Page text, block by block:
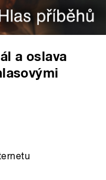
a oslava